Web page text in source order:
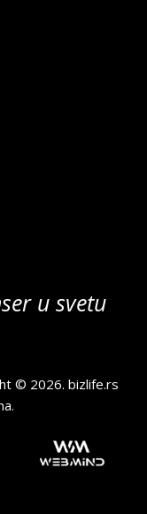
u svetu
© 2026.bizlife.rs